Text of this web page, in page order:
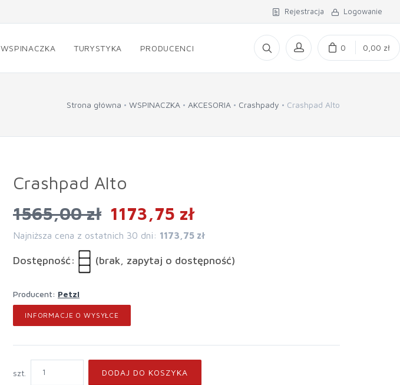
Rejestracja Logowanie
WSPINACZKA TURYSTYKA PRODUCENCI 0 0,00 zł
Strona główna WSPINACZKA AKCESORIA Crashpady Crashpad Alto
Crashpad Alto
1565,00 zł 1173,75 zł
Najniższa cena z ostatnich 30 dni: 1173,75 zł
Dostępność: (brak, zapytaj o dostępność)
Producent: Petzl
INFORMACJE O WYSYŁCE
szt. DODAJ DO KOSZYKA